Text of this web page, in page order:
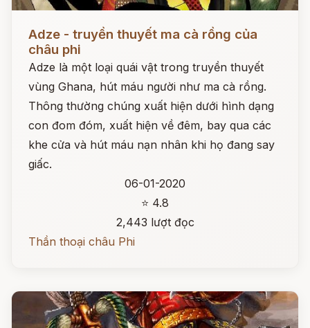
Adze - truyền thuyết ma cà rồng của
châu phi
Adze là một loại quái vật trong truyền thuyết
vùng Ghana, hút máu người như ma cà rồng.
Thông thường chúng xuất hiện dưới hình dạng
con đom đóm, xuất hiện về đêm, bay qua các
khe cửa và hút máu nạn nhân khi họ đang say
giấc.
06-01-2020
⭐ 4.8
2,443 lượt đọc
Thần thoại châu Phi